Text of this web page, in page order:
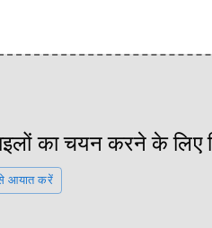
का चयन करने के लिए
आयात करें